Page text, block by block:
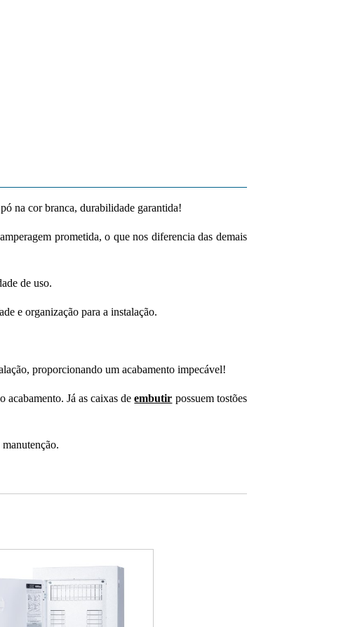
na cor branca, durabilidade garantida!
prometida, o que nos diferencia das demais
de uso.
e organização para a instalação.
proporcionando um acabamento impecável!
acabamento. Já as caixas deembutir possuem tostões